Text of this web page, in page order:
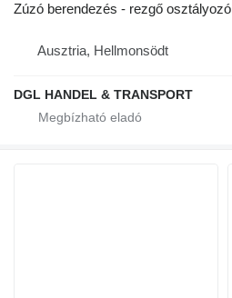
Zúzó berendezés - rezgő
Ausztria, Hellmonsödt
DGL HANDEL & TRANSPORT